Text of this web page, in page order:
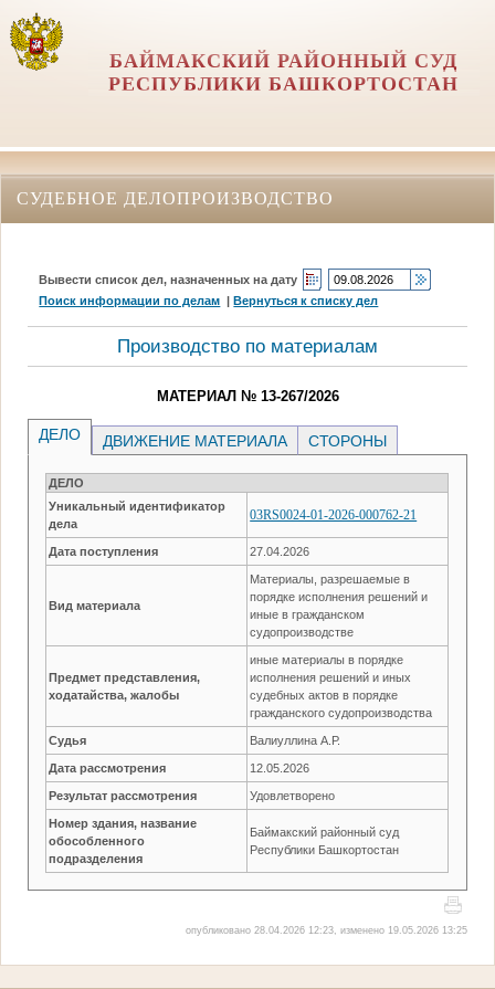
БАЙМАКСКИЙ РАЙОННЫЙ СУД
РЕСПУБЛИКИ БАШКОРТОСТАН
СУДЕБНОЕ ДЕЛОПРОИЗВОДСТВО
Вывести список дел, назначенных на дату
Поиск информации по делам |Вернуться к списку дел
Производство по материалам
МАТЕРИАЛ № 13-267/2026
ДЕЛО ДВИЖЕНИЕ МАТЕРИАЛА СТОРОНЫ
ДЕЛО
Уникальный идентификатор
дела
03RS0024-01-2026-000762-21
Дата поступления 27.04.2026
Вид материала
Материалы, разрешаемые в
порядке исполнения решений и
иные в гражданском
судопроизводстве
Предмет представления,
ходатайства, жалобы
иные материалы в порядке
исполнения решений и иных
судебных актов в порядке
гражданского судопроизводства
Судья Валиуллина А.Р.
Дата рассмотрения 12.05.2026
Результат рассмотрения Удовлетворено
Номер здания, название
обособленного
подразделения
Баймакский районный суд
Республики Башкортостан
опубликовано 28.04.2026 12:23, изменено 19.05.2026 13:25